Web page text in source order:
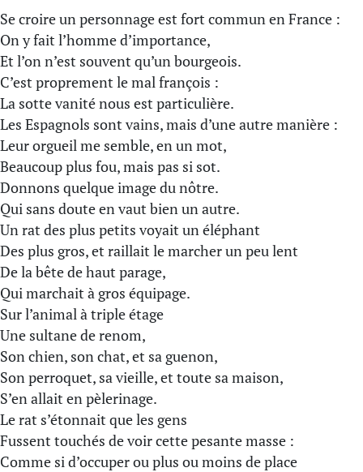
Se croire un personnage est fort commun en France :
On y fait l’homme d’importance,
Et l’on n’est souvent qu’un bourgeois.
C’est proprement le mal françois :
La sotte vanité nous est particulière.
Les Espagnols sont vains, mais d’une autre manière :
Leur orgueil me semble, en un mot,
Beaucoup plus fou, mais pas si sot.
Donnons quelque image du nôtre.
Qui sans doute en vaut bien un autre.
Un rat des plus petits voyait un éléphant
Des plus gros, et raillait le marcher un peu lent
De la bête de haut parage,
Qui marchait à gros équipage.
Sur l’animal à triple étage
Une sultane de renom,
Son chien, son chat, et sa guenon,
Son perroquet, sa vieille, et toute sa maison,
S’en allait en pèlerinage.
Le rat s’étonnait que les gens
Fussent touchés de voir cette pesante masse :
Comme si d’occuper ou plus ou moins de place